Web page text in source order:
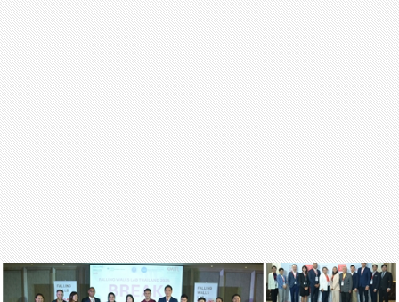
อินฟลูเอนเซอร์
ไลฟ์สไตล์
ความงาม
แฟชั่น
สุขภาพ
กีฬา
อาหาร, เครื่องดื่ม
ท่องเที่ยว
โรงแรม, ที่พัก
บ้าน, คอนโด, อสังหาฯ